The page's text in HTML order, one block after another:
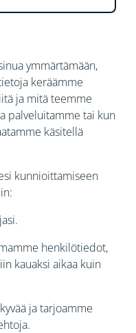
ymmärtämään,
keräämme
ja mitä teemme
palveluitamme tai kun
käsitellä
kunnioittamiseen
henkilötiedot,
kauaksi aikaa kuin
ja tarjoamme